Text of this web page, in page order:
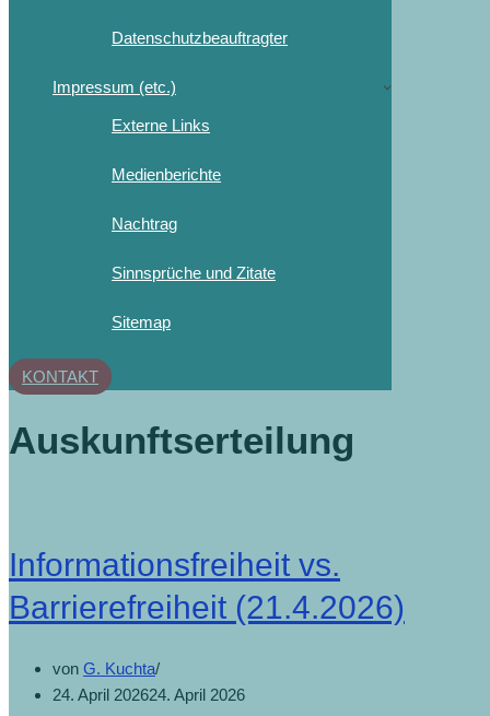
Datenschutzbeauftragter
Impressum (etc.)
Externe Links
Medienberichte
Nachtrag
Sinnsprüche und Zitate
Sitemap
KONTAKT
Auskunftserteilung
Informationsfreiheit vs.
Barrierefreiheit (21.4.2026)
von G. Kuchta
24. April 202624. April 2026